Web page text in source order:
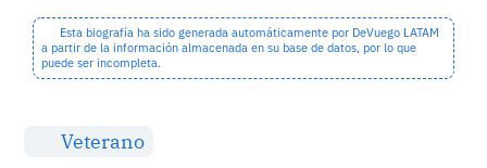
Esta biografía ha sido generada automáticamente por DeVuego LATAM
a partir de la información almacenada en su base de datos, por lo que
puede ser incompleta.
Veterano